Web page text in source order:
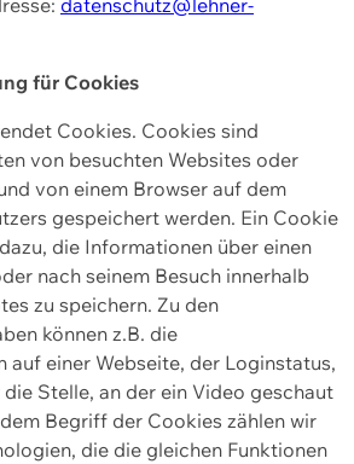
für Cookies
Cookies. Cookies sind
von besuchten Websites oder
von einem Browser auf dem
gespeichert werden. Ein Cookie
die Informationen über einen
nach seinem Besuch innerhalb
zu speichern. Zu den
können z.B. die
auf einer Webseite, der Loginstatus,
Stelle, an der ein Video geschaut
Begriff der Cookies zählen wir
die die gleichen Funktionen